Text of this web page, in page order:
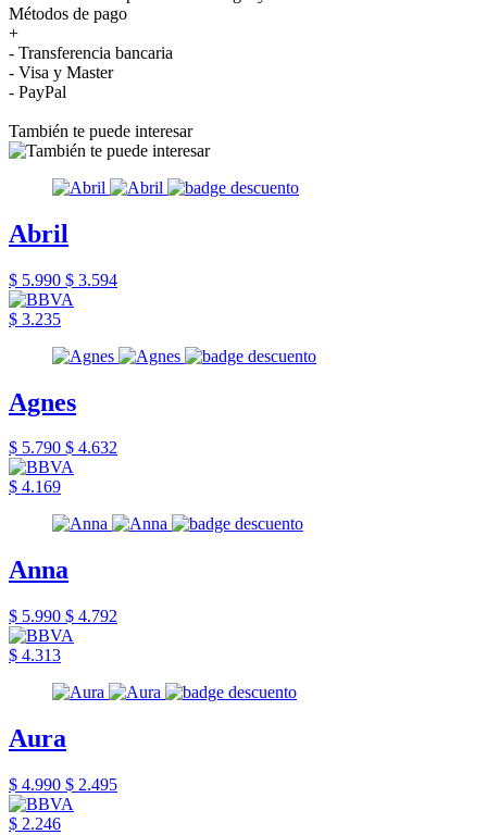
Métodos de pago
+
- Transferencia bancaria
- Visa y Master
- PayPal
También te puede interesar
Abril
$ 5.990 $ 3.594
$ 3.235
Agnes
$ 5.790 $ 4.632
$ 4.169
Anna
$ 5.990 $ 4.792
$ 4.313
Aura
$ 4.990 $ 2.495
$ 2.246